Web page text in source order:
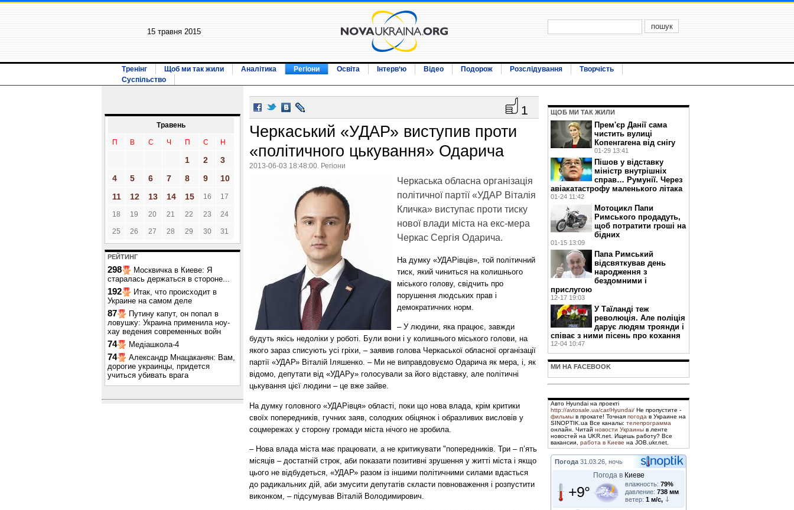
15 травня 2015
Тренінг Щоб ми так жили Аналітика Регіони Освіта Інтерв‘ю Відео Подорож Розслідування
Творчість
Суспільство
Травень
П В С Ч П С Н
1 2
3
4
5 6 7 8 9
10
11
12 13 14 15 16 17
18 19 20 21 22 23 24
25 26 27 28 29 30 31
РЕЙТИНГ
298
Москвичка в Киеве: Я
старалась держаться в стороне...
192
Итак, что происходит в
Украине на самом деле
87
Путину капут, он попал в
ловушку: Украина применила ноу-
хау ведения современных войн
74 Медіашкола-4
74
Александр Мнацаканян: Вам,
дорогие украинцы, придется
учиться убивать врага
1
Черкаський «УДАР» виступив проти
«політичного цькування» Одарича
2013-06-03 18:48:00. Регіони
Черкаська обласна організація
політичної партії «УДАР Віталія
Кличка» виступає проти тиску
нової влади міста на екс-мера
Черкас Сергія Одарича.
На думку «УДАРівців», той політичний
тиск, який чиниться на колишнього
міського голову, свідчить про
порушення людських прав і
демократичних норм.
– У людини, яка працює, завжди
будуть якісь недоліки у роботі. Були вони і у колишнього міського голови, на
якого зараз списують усі гріхи, – заявив голова Черкаської обласної організації
партії «УДАР» Віталій Іляшенко. – Ми не виправдовуємо Одарича як мера, і, як
відомо, депутати від «УДАРу» голосували за його відставку, але політичні
цькування цієї людини – це вже зайве.
На думку головного «УДАРівця» області, поки що нова влада, крім критики
своїх попередників, гучних заяв, солодких обіцянок і образливих висловів у
соцмережах у сторону громади міста нічого не зробила.
– Нова влада міста має працювати, а не критикувати "попередників. Три – п’ять
місяців – достатній строк, аби показати позитивні зрушення у житті міста і якщо
цього не відбудеться, «УДАР» разом із іншими політичними силами вдасться
до радикальних дій, аби змусити депутатів скласти повноваження і розпустити
виконком, – підсумував Віталій Володимирович.
ЩОБ МИ ТАК ЖИЛИ
Прем'єр Данії сама
чистить вулиці
Копенгагена від снігу
01-29 13:41
Пішов у відставку
міністр внутрішніх
справ… Румунії. Через
авіакатастрофу маленького літака
01-24 11:42
Мотоцикл Папи
Римського продадуть,
щоб потратити гроші на
бідних
01-15 13:09
Папа Римський
відсвяткував день
народження з
бездомними і
прислугою
12-17 19:03
У Таїланді теж
революція. Але поліція
дарує людям троянди і
співає з ними пісень про кохання
12-04 10:47
МИ НА FACEBOOK
Авто Hyundai на проекті
http://avtosale.ua/car/Hyundai/ Не пропустите -
фильмы в прокате! Точная погода в Украине на
SINOPTIK.ua Все каналы: телепрограмма
онлайн. Читай новости Украины в ленте
новостей на UKR.net. Ищешь работу? Все
вакансии, работа в Киеве на JOB.ukr.net.
Погода 31.03.26, ночь
Погода в Киеве
+9° влажность: 79%
давление: 738 мм
ветер: 1 м/с,